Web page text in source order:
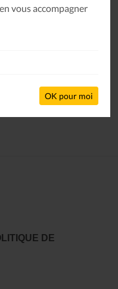
vous accompagner
OK pour moi
DE